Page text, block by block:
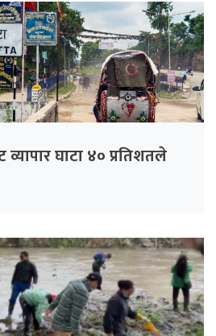
व्यापार घाटा ४० प्रतिशतले